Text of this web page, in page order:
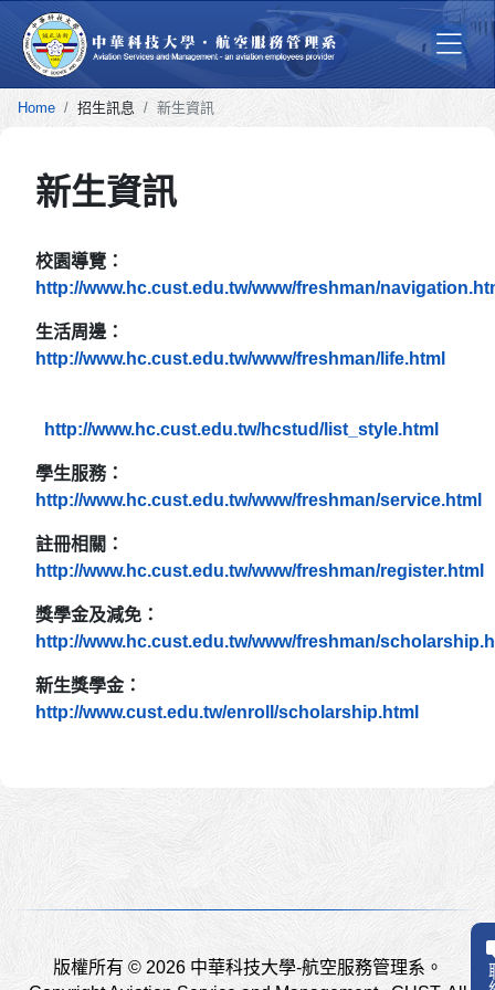
Home 招生訊息 新生資訊
新生資訊
校園導覽：
http://www.hc.cust.edu.tw/www/freshman/
生活周邊：
http://www.hc.cust.edu.tw/www/freshman/life.html
http://www.hc.cust.edu.tw/hcstud/list_style.html
學生服務：
http://www.hc.cust.edu.tw/www/freshman/service.html
註冊相關：
http://www.hc.cust.edu.tw/www/freshman/register.html
獎學金及減免：
http://www.hc.cust.edu.tw/www/freshman/
新生獎學金：
http://www.cust.edu.tw/enroll/scholarship.html
版權所有 © 2026 中華科技大學-航空服務管理系。